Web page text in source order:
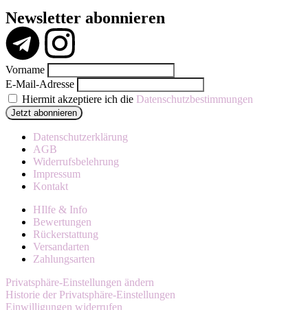
Newsletter abonnieren
Vorname
E-Mail-Adresse
Hiermit akzeptiere ich die Datenschutzbestimmungen
Datenschutzerklärung
AGB
Widerrufsbelehrung
Impressum
Kontakt
HIlfe & Info
Bewertungen
Rückerstattung
Versandarten
Zahlungsarten
Privatsphäre-Einstellungen ändern
Historie der Privatsphäre-Einstellungen
Einwilligungen widerrufen